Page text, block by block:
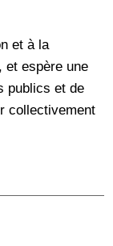
et à la
et espère une
publics et de
collectivement